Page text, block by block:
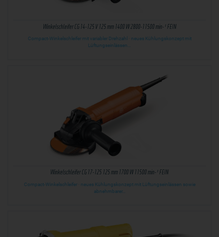
Winkelschleifer CG 14-125 V 125 mm 1400 W 2800-11500 min-¹ FEIN
Compact-Winkelschleifer mit variabler Drehzahl · neues Kühlungskonzept mit
Lüftungseinlässen…
Winkelschleifer CG 17-125 125 mm 1700 W 11500 min-¹ FEIN
Compact-Winkelschleifer · neues Kühlungskonzept mit Lüftungseinlässen sowie
abnehmbarer…